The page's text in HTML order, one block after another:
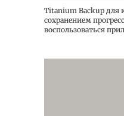
Titanium Backup для
сохранением
воспользоваться